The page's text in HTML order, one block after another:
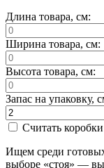
Длина товара, см:
Ширина товара, см:
Высота товара, см:
Запас на упаковку,
Считать коробки
Ищем среди
выборе «стоя» —